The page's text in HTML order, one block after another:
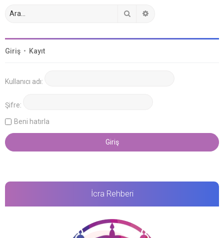
Giriş • Kayıt
Kullanıcı adı:
Şifre:
Beni hatırla
İcra Rehberi